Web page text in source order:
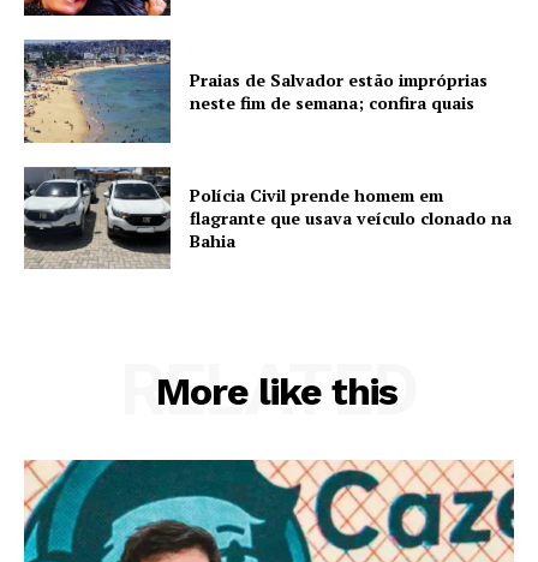
Praias de Salvador estão impróprias
neste fim de semana; confira quais
Polícia Civil prende homem em
flagrante que usava veículo clonado na
Bahia
More like this
RELATED